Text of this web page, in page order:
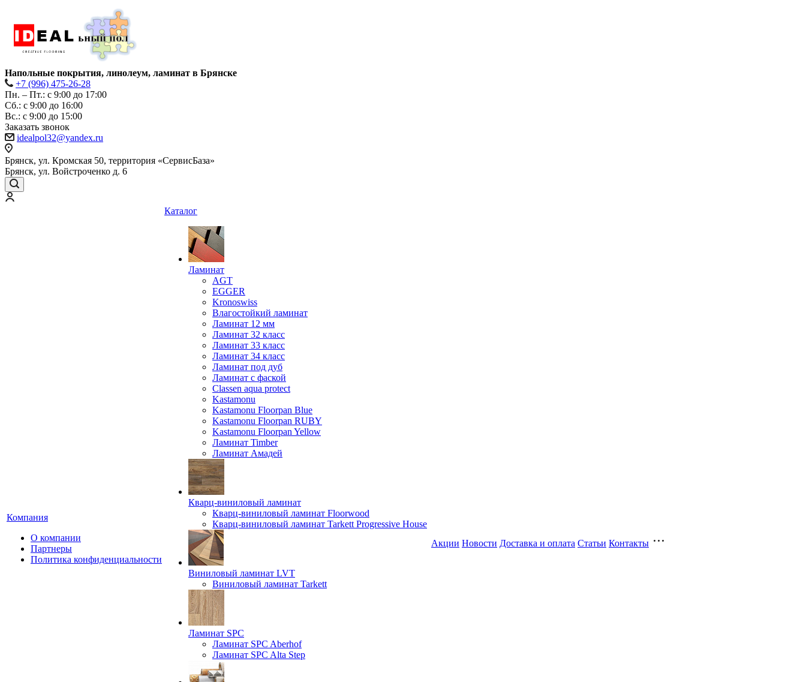
Напольные покрытия, линолеум, ламинат в Брянске
+7 (996) 475-26-28
Пн. – Пт.: с 9:00 до 17:00
Сб.: с 9:00 до 16:00
Bc.: с 9:00 до 15:00
Заказать звонок
idealpol32@yandex.ru
Брянск, ул. Кромская 50, территория «СервисБаза»
Брянск, ул. Войстроченко д. 6
Компания
О компании
Партнеры
Политика конфиденциальности
Каталог
Ламинат
AGT
EGGER
Kronoswiss
Влагостойкий ламинат
Ламинат 12 мм
Ламинат 32 класс
Ламинат 33 класс
Ламинат 34 класс
Ламинат под дуб
Ламинат с фаской
Classen aqua protect
Kastamonu
Kastamonu Floorpan Blue
Kastamonu Floorpan RUBY
Kastamonu Floorpan Yellow
Ламинат Timber
Ламинат Амадей
Кварц-виниловый ламинат
Кварц-виниловый ламинат Floorwood
Кварц-виниловый ламинат Tarkett Progressive House
Виниловый ламинат LVT
Виниловый ламинат Tarkett
Ламинат SPC
Ламинат SPC Aberhof
Ламинат SPC Alta Step
Акции Новости Доставка и оплата Статьи Контакты